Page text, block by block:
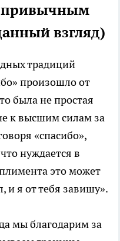
привычным
взгляд)
традиций
произошло от
была не простая
к высшим силам за
«спасибо»,
нуждается в
это может
и я от тебя завишу».
мы благодарим за